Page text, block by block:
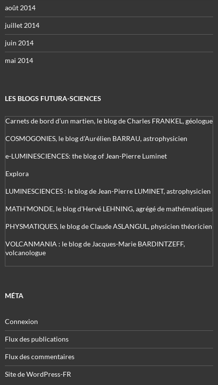
août 2014
juillet 2014
juin 2014
mai 2014
LES BLOGS FUTURA-SCIENCES
Carnets de bord d’un martien, le blog de Charles FRANKEL, géologue
COSMOGONIES, le blog d'Aurélien BARRAU, astrophysicien
e-LUMINESCIENCES: the blog of Jean-Pierre Luminet
Explora
LUMINESCIENCES : le blog de Jean-Pierre LUMINET, astrophysicien
MATH'MONDE, le blog d'Hervé LEHNING, agrégé de mathématiques
PHYSMATIQUES, le blog de Claude ASLANGUL, physicien théoricien
VOLCANMANIA : le blog de Jacques-Marie BARDINTZEFF,
volcanologue
MÉTA
Connexion
Flux des publications
Flux des commentaires
Site de WordPress-FR